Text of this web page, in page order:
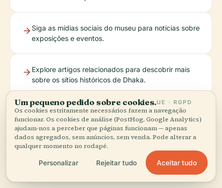
Siga as mídias sociais do museu para notícias sobre
exposições e eventos.
Explore artigos relacionados para descobrir mais
sobre os sítios históricos de Dhaka.
Ouça a história completa no app
Um pequeno pedido sobre cookies.UE · RGPD
Os cookies estritamente necessários fazem a navegação
funcionar. Os cookies de análise (PostHog, Google Analytics)
ajudam-nos a perceber que páginas funcionam — apenas
dados agregados, sem anúncios, sem venda. Pode alterar a
qualquer momento no rodapé.
Personalizar Rejeitar tudo Aceitar tudo